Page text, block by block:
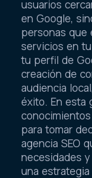
usuarios
en Google,
personas que
servicios en
tu perfil de
creación de
audiencia
éxito. En esta
para tomar
agencia SEO
necesidades
una